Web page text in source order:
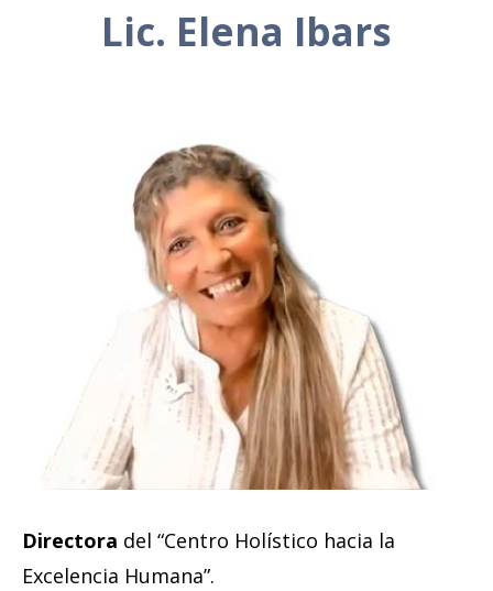
Lic. Elena Ibars
Directora del “Centro Holístico hacia la
Excelencia Humana”.